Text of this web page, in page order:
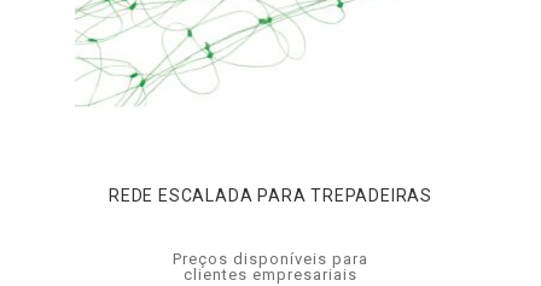
REDE ESCALADA PARA TREPADEIRAS
Preços disponíveis para
clientes empresariais